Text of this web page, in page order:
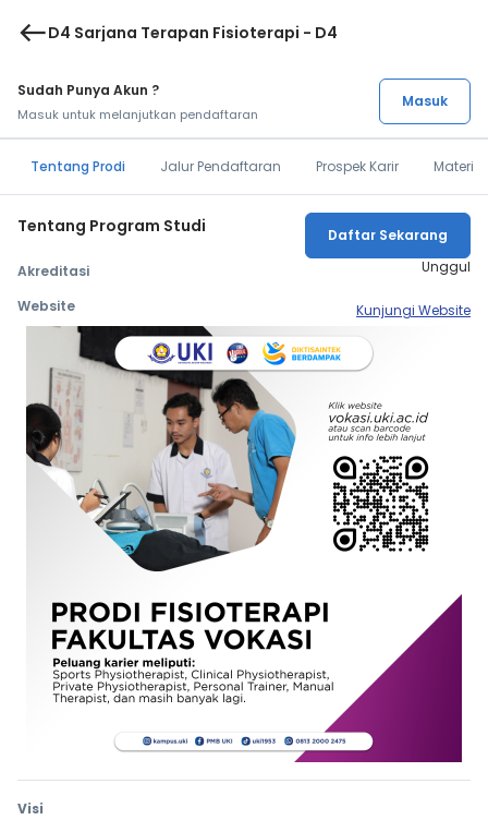
westD4 Sarjana Terapan Fisioterapi - D4
Sudah Punya Akun ?
Masuk untuk melanjutkan pendaftaran
Masuk
Tentang Prodi Jalur Pendaftaran Prospek Karir Materi
Tentang Program Studi
Akreditasi Unggul
Website Kunjungi Website
Daftar Sekarang
Visi